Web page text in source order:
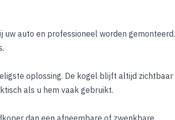
uw auto en professioneel worden gemonteerd.
oplossing. De kogel blijft altijd zichtbaar
als u hem vaak gebruikt.
dan een afneembare of zwenkbare